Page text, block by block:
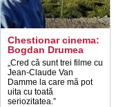
Chestionar cinema:
Bogdan Drumea
„Cred că sunt trei filme cu
Jean-Claude Van
Damme la care mă pot
uita cu toată
seriozitatea.”